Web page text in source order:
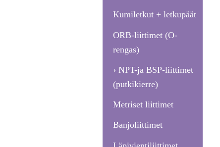
Kumiletkut + letkupäät
ORB-liittimet (O-
rengas)
NPT-ja BSP-liittimet
(putkikierre)
Metriset liittimet
Banjoliittimet